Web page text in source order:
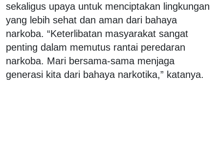
sekaligus upaya untuk menciptakan lingkungan
yang lebih sehat dan aman dari bahaya
narkoba. “Keterlibatan masyarakat sangat
penting dalam memutus rantai peredaran
narkoba. Mari bersama-sama menjaga
generasi kita dari bahaya narkotika,” katanya.